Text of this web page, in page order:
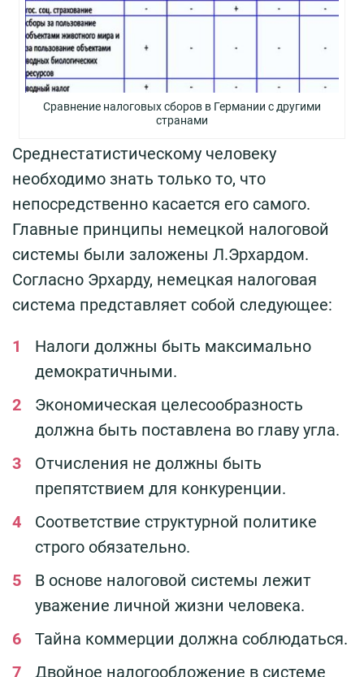
Сравнение налоговых сборов в Германии с другими
странами
Среднестатистическому человеку
необходимо знать только то, что
непосредственно касается его самого.
Главные принципы немецкой налоговой
системы были заложены Л.Эрхардом.
Согласно Эрхарду, немецкая налоговая
система представляет собой следующее:
Налоги должны быть максимально
демократичными.
Экономическая целесообразность
должна быть поставлена во главу угла.
Отчисления не должны быть
препятствием для конкуренции.
Соответствие структурной политике
строго обязательно.
В основе налоговой системы лежит
уважение личной жизни человека.
Тайна коммерции должна соблюдаться.
Двойное налогообложение в системе